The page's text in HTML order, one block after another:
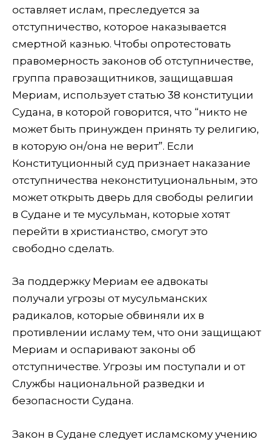
оставляет ислам, преследуется за
отступничество, которое наказывается
смертной казнью. Чтобы опротестовать
правомерность законов об отступничестве,
группа правозащитников, защищавшая
Мериам, использует статью 38 конституции
Судана, в которой говорится, что “никто не
может быть принужден принять ту религию,
в которую он/она не верит”. Если
Конституционный суд признает наказание
отступничества неконституциональным, это
может открыть дверь для свободы религии
в Судане и те мусульман, которые хотят
перейти в христианство, смогут это
свободно сделать.
За поддержку Мериам ее адвокаты
получали угрозы от мусульманских
радикалов, которые обвиняли их в
противлении исламу тем, что они защищают
Мериам и оспаривают законы об
отступничестве. Угрозы им поступали и от
Службы национальной разведки и
безопасности Судана.
Закон в Судане следует исламскому учению